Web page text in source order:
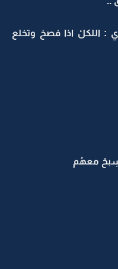
: اللكلْ اذا فصخ وتخلع
اسِبحْ معهُم